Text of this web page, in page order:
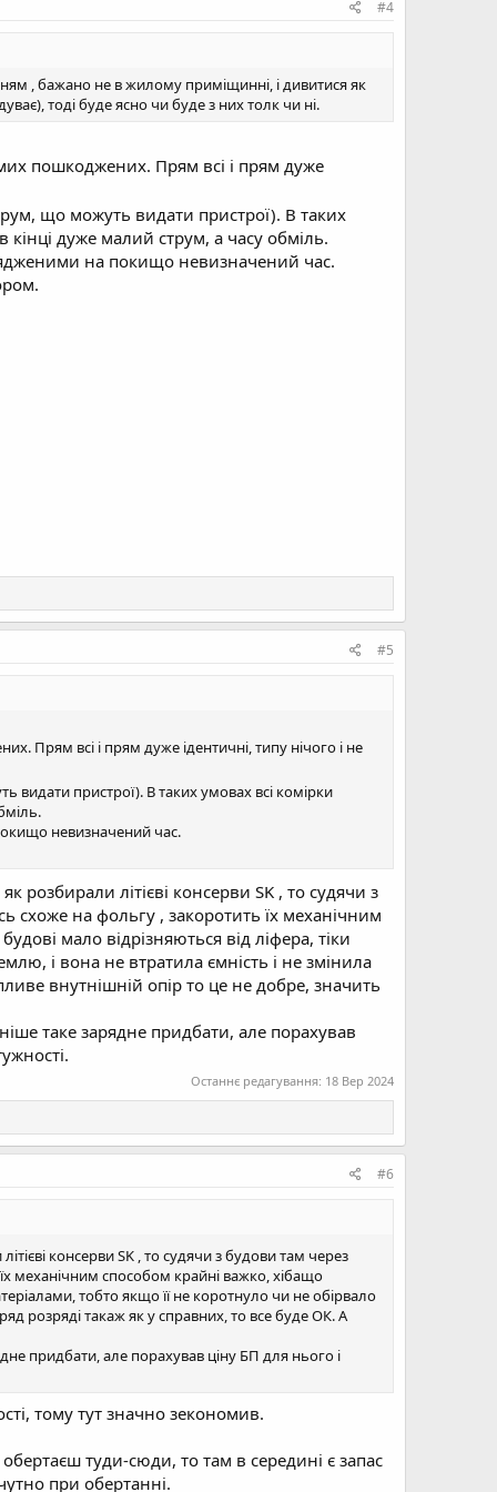
#4
, бажано не в жилому приміщинні, і дивитися як
тоді буде ясно чи буде з них толк чи ні.
пошкоджених. Прям всі і прям дуже
що можуть видати пристрої). В таких
дуже малий струм, а часу обміль.
на покищо невизначений час.
#5
Прям всі і прям дуже ідентичні, типу нічого і не
пристрої). В таких умовах всі комірки
невизначений час.
літієві консерви SK , то судячи з
схоже на фольгу , закоротить їх механічним
мало відрізняються від ліфера, тіки
і вона не втратила ємність і не змінила
внутнішній опір то це не добре, значить
таке зарядне придбати, але порахував
Останнє редагування: 18 Вер 2024
#6
консерви SK , то судячи з будови там через
механічним способом крайні важко, хібащо
тобто якщо її не коротнуло чи не обірвало
розряді такаж як у справних, то все буде ОК. А
придбати, але порахував ціну БП для нього і
тому тут значно зекономив.
туди-сюди, то там в середині є запас
при обертанні.